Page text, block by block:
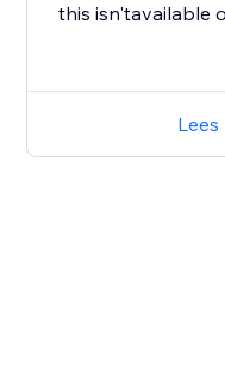
this isn'tavailable
Lees